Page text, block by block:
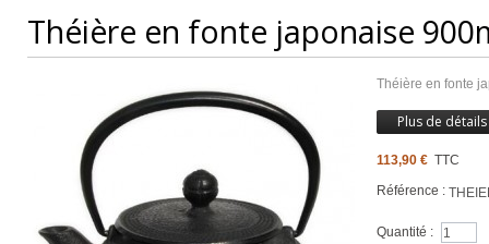
Théière en fonte japonaise
Théière en fonte
Plus de détails
113,90 € TTC
Référence :
Quantité :